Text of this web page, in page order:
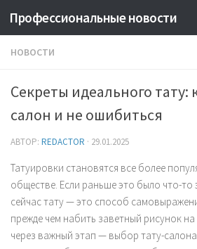
Профессиональные новости
НОВОСТИ
Секреты идеального тату:
салон и не ошибиться
АВТОР: REDACTOR · 29.01.2025
Татуировки становятся все более
обществе. Если раньше это было что-то
сейчас тату — это способ
прежде чем набить заветный рисунок
через важный этап — выбор тату-